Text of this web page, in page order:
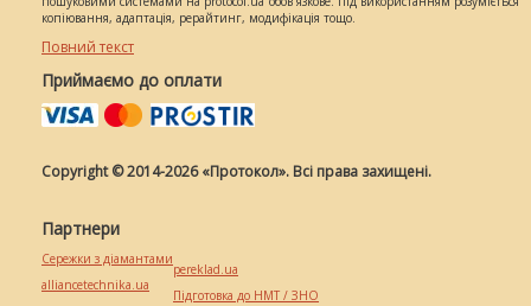
копіювання, адаптація, рерайтинг, модифікація тощо.
Повний текст
Приймаємо до оплати
Copyright © 2014-2026 «Протокол». Всі права захищені.
Партнери
Сережки з діамантами
alliancetechnika.ua
pereklad.ua
Підготовка до НМТ / ЗНО